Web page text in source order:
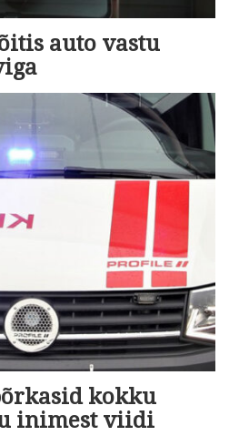
auto vastu
kokku
inimest viidi